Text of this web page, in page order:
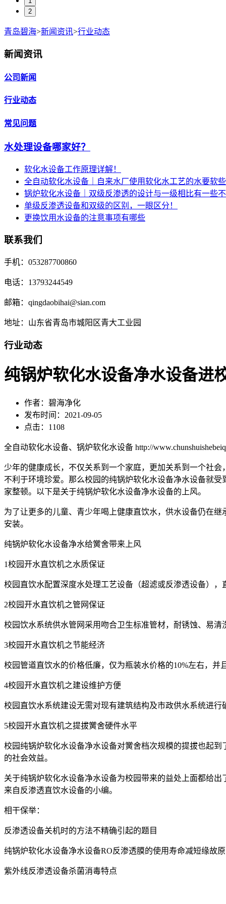
2
青岛碧海>新闻资讯>行业动态
新闻资讯
公司新闻
行业动态
常见问题
水处理设备哪家好？
软化水设备工作原理详解！
全自动软化水设备｜自来水厂使用软化水工艺的水要软些
锅炉软化水设备｜双级反渗透的设计与一级相比有一些
单级反渗透设备和双级的区别，一眼区分！
更换饮用水设备的注意事项有哪些
联系我们
手机：053287700860
电话：13793244549
邮箱：qingdaobihai@sian.com
地址：山东省青岛市城阳区青大工业园
行业动态
纯锅炉软化水设备净水设备进
作者：碧海净化
发布时间：2021-09-05
点击：1108
全自动软化水设备、锅炉软化水设备 http://
少年的健康成长，不仅关系到一个家庭，更加关系到一个社
不利于环境珍爱。那么校园的纯锅炉软化水设备净水设备就
家整顿。以下是关于纯锅炉软化水设备净水设备的上风。
为了让更多的儿童、青少年喝上健康直饮水，供水设备仍在
安装。
纯锅炉软化水设备净水给黉舍带来上风
1校园开水直饮机之水质保证
校园直饮水配置深度水处理工艺设备（超滤或反渗透设备）
2校园开水直饮机之管网保证
校园饮水系统供水管网采用吻合卫生标准管材，耐锈蚀、易
3校园开水直饮机之节能经济
校园管道直饮水的价格低廉，仅为瓶装水价格的10%左右，并
4校园开水直饮机之建设维护方便
校园直饮水系统建设无需对现有建筑结构及市政供水系统进行
5校园开水直饮机之提拔黉舍硬件水平
校园纯锅炉软化水设备净水设备对黉舍档次规模的提拔也起
的社会效益。
关于纯锅炉软化水设备净水设备为校园带来的益处上面都给
来自反渗透直饮水设备的小编。
相干保举：
反渗透设备关机时的方法不精确引起的题目
纯锅炉软化水设备净水设备RO反渗透膜的使用寿命减短缘故
紫外线反渗透设备杀菌消毒特点